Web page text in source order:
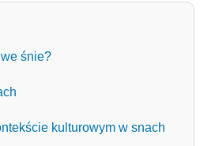
śnie?
kulturowym w snach